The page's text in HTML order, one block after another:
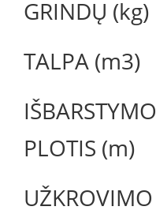
GRINDŲ (kg)
TALPA (m3)
IŠBARSTYMO
PLOTIS (m)
UŽKROVIMO